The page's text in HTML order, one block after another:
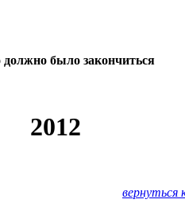
должно было закончиться
2012
вернуться